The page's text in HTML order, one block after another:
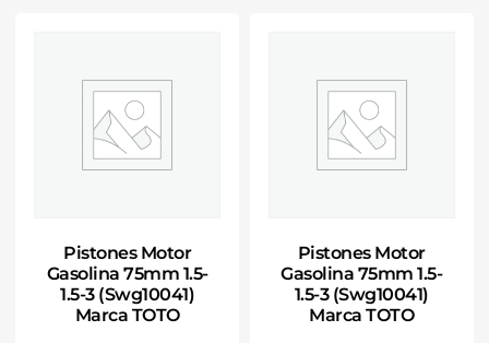
Pistones Motor
Gasolina 75mm 1.5-
1.5-3 (Swg10041)
Marca TOTO
Pistones Motor
Gasolina 75mm 1.5-
1.5-3 (Swg10041)
Marca TOTO